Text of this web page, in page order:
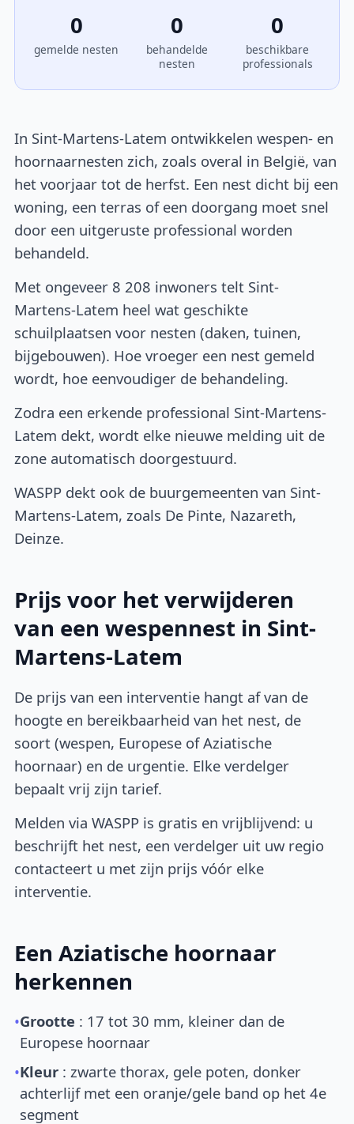
0
gemelde nesten
0
behandelde
nesten
0
beschikbare
professionals
In Sint-Martens-Latem ontwikkelen wespen- en
hoornaarnesten zich, zoals overal in België, van
het voorjaar tot de herfst. Een nest dicht bij een
woning, een terras of een doorgang moet snel
door een uitgeruste professional worden
behandeld.
Met ongeveer 8 208 inwoners telt Sint-
Martens-Latem heel wat geschikte
schuilplaatsen voor nesten (daken, tuinen,
bijgebouwen). Hoe vroeger een nest gemeld
wordt, hoe eenvoudiger de behandeling.
Zodra een erkende professional Sint-Martens-
Latem dekt, wordt elke nieuwe melding uit de
zone automatisch doorgestuurd.
WASPP dekt ook de buurgemeenten van Sint-
Martens-Latem, zoals De Pinte, Nazareth,
Deinze.
Prijs voor het verwijderen
van een wespennest in Sint-
Martens-Latem
De prijs van een interventie hangt af van de
hoogte en bereikbaarheid van het nest, de
soort (wespen, Europese of Aziatische
hoornaar) en de urgentie. Elke verdelger
bepaalt vrij zijn tarief.
Melden via WASPP is gratis en vrijblijvend: u
beschrijft het nest, een verdelger uit uw regio
contacteert u met zijn prijs vóór elke
interventie.
Een Aziatische hoornaar
herkennen
•Grootte : 17 tot 30 mm, kleiner dan de
Europese hoornaar
•Kleur : zwarte thorax, gele poten, donker
achterlijf met een oranje/gele band op het 4e
segment